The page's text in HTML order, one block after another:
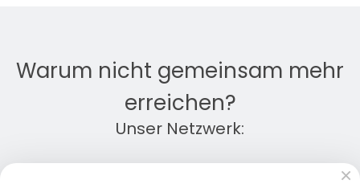
Warum nicht gemeinsam mehr
erreichen?
Unser Netzwerk:
×